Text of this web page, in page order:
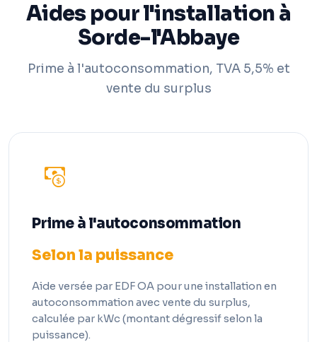
Aides pour l'installation à
Sorde-l'Abbaye
Prime à l'autoconsommation, TVA 5,5% et
vente du surplus
Prime à l'autoconsommation
Selon la puissance
Aide versée par EDF OA pour une installation en
autoconsommation avec vente du surplus,
calculée par kWc (montant dégressif selon la
puissance).